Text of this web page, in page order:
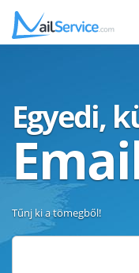
Egyedi,
Tűnj ki a tömegből!